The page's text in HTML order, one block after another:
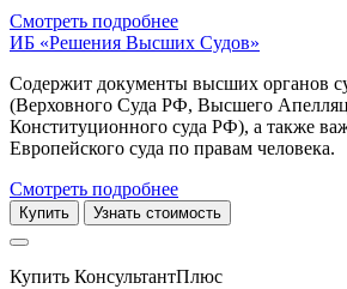
Смотреть подробнее
ИБ «Решения Высших Судов»
Содержит документы высших органов
(Верховного Суда РФ, Высшего
Конституционного суда РФ), а также
Европейского суда по правам человека.
Смотреть подробнее
Купить Узнать стоимость
Купить КонсультантПлюс